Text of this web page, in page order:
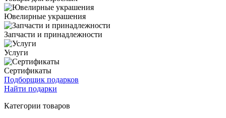
Ювелирные украшения
Запчасти и принадлежности
Услуги
Сертификаты
Подборщик подарков
Найти подарки
Категории товаров